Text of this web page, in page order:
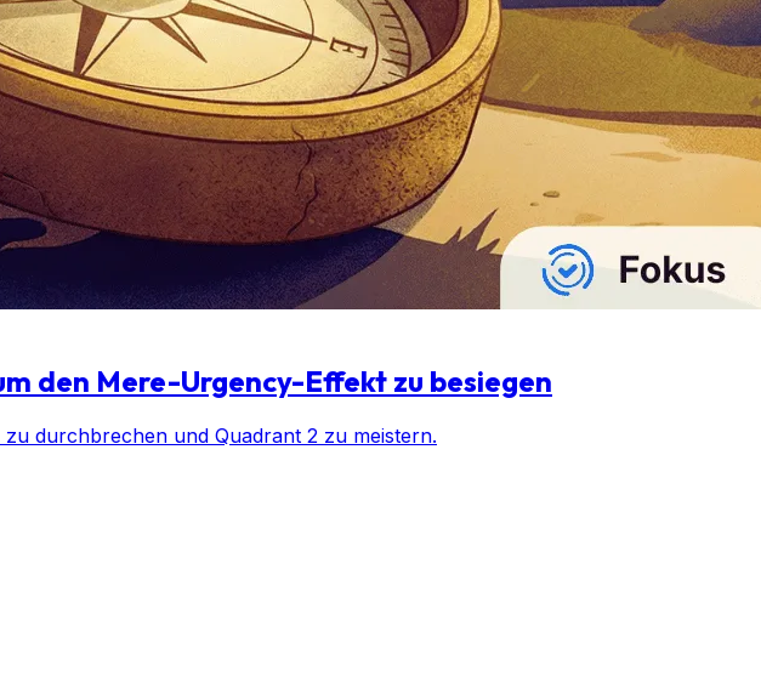
den Mere-Urgency-Effekt zu besiegen
durchbrechen und Quadrant 2 zu meistern.